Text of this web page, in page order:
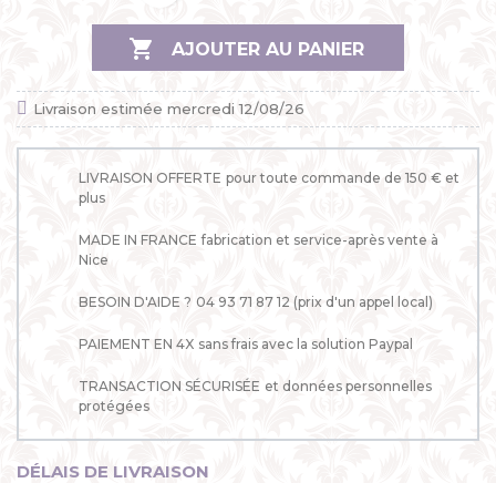
 AJOUTER AU PANIER
Livraison estimée mercredi 12/08/26
LIVRAISON OFFERTE pour toute commande de 150 € et
plus
MADE IN FRANCE fabrication et service-après vente à
Nice
BESOIN D'AIDE ? 04 93 71 87 12 (prix d'un appel local)
PAIEMENT EN 4X sans frais avec la solution Paypal
TRANSACTION SÉCURISÉE et données personnelles
protégées
DÉLAIS DE LIVRAISON